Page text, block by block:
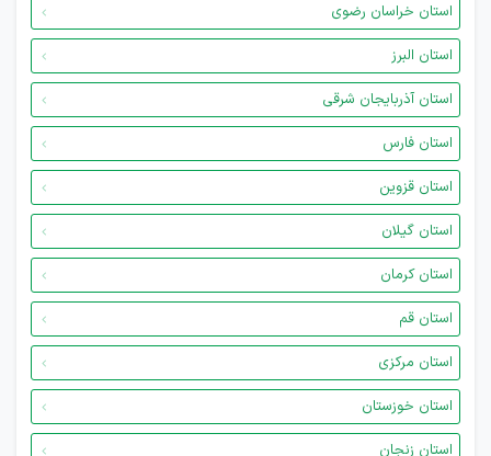
استان خراسان رضوی
استان البرز
استان آذربایجان شرقی
استان فارس
استان قزوین
استان گیلان
استان کرمان
استان قم
استان مرکزی
استان خوزستان
استان زنجان